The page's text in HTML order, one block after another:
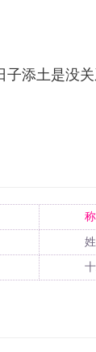
添土是没